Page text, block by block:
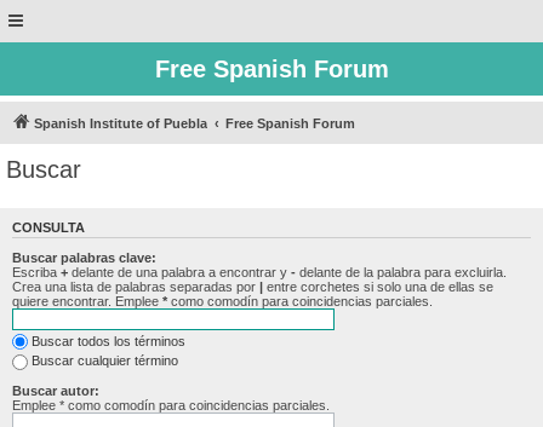
Free Spanish Forum
Spanish Institute of Puebla Free Spanish Forum
Buscar
CONSULTA
Buscar palabras clave:
Escriba + delante de una palabra a encontrar y - delante de la palabra para excluirla.
Crea una lista de palabras separadas por | entre corchetes si solo una de ellas se
quiere encontrar. Emplee * como comodín para coincidencias parciales.
Buscar todos los términos
Buscar cualquier término
Buscar autor:
Emplee * como comodín para coincidencias parciales.